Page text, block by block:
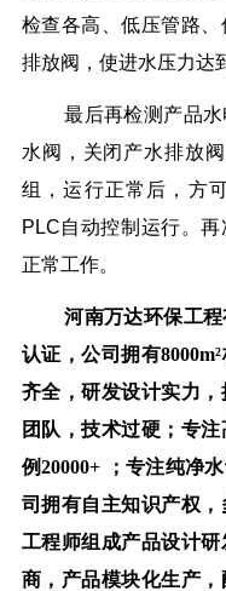
检查各高、低压管路
排放阀，使进水压力达
最后再检测产品
水阀，关闭产水排放
组，运行正常后，方
PLC自动控制运行。
正常工作。
河南万达环保工
认证，公司拥有
齐全，研发设计实力
团队，技术过硬；专
例20000+ ；专注纯净
司拥有自主知识产权
工程师组成产品设计
商，产品模块化生产，